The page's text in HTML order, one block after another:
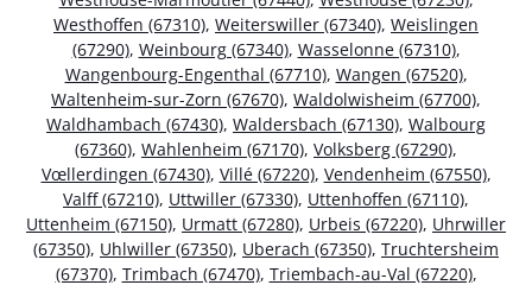
Westhoffen (67310), Weiterswiller (67340), Weislingen
(67290), Weinbourg (67340), Wasselonne (67310),
Wangenbourg-Engenthal (67710), Wangen (67520),
Waltenheim-sur-Zorn (67670), Waldolwisheim (67700),
Waldhambach (67430), Waldersbach (67130), Walbourg
(67360), Wahlenheim (67170), Volksberg (67290),
Vœllerdingen (67430), Villé (67220), Vendenheim (67550),
Valff (67210), Uttwiller (67330), Uttenhoffen (67110),
Uttenheim (67150), Urmatt (67280), Urbeis (67220), Uhrwiller
(67350), Uhlwiller (67350), Uberach (67350), Truchtersheim
(67370), Trimbach (67470), Triembach-au-Val (67220),